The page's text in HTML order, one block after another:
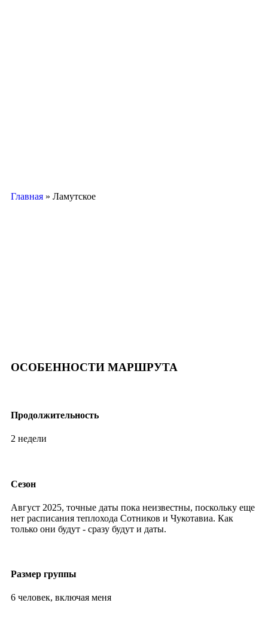
Главная » Ламутское
ОСОБЕННОСТИ МАРШРУТА
Продолжительность
2 недели
Сезон
Август 2025, точные даты пока неизвестны, поскольку еще
нет расписания теплохода Сотников и Чукотавиа. Как
только они будут - сразу будут и даты.
Размер группы
6 человек, включая меня